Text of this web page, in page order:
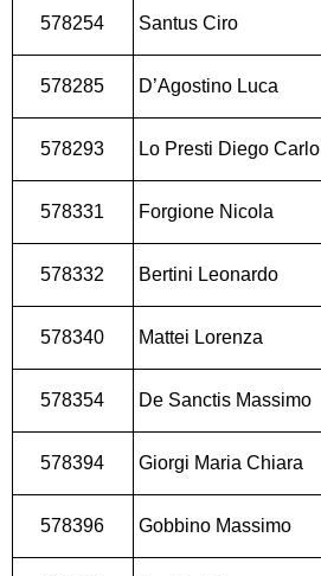
578254 Santus Ciro
578285 D’Agostino Luca
578293 Lo Presti Diego Carlo
578331 Forgione Nicola
578332 Bertini Leonardo
578340 Mattei Lorenza
578354 De Sanctis Massimo
578394 Giorgi Maria Chiara
578396 Gobbino Massimo